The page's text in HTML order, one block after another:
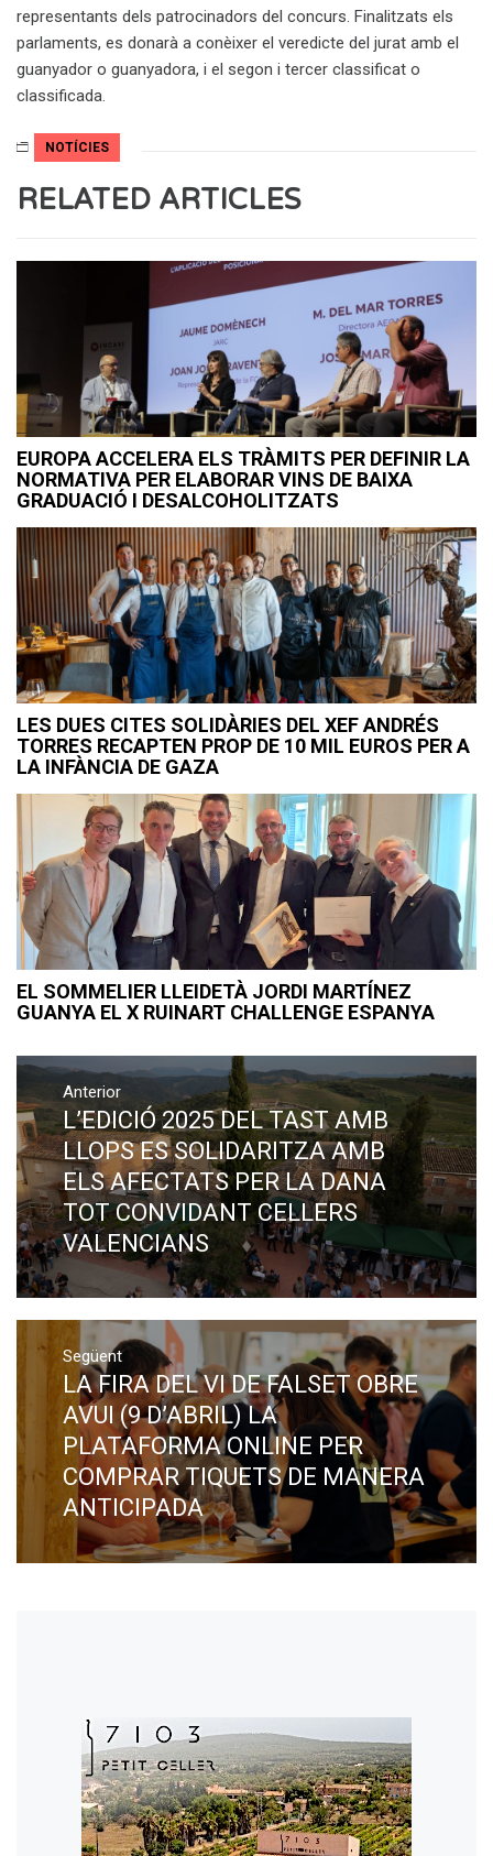
representants dels patrocinadors del concurs. Finalitzats els
parlaments, es donarà a conèixer el veredicte del jurat amb el
guanyador o guanyadora, i el segon i tercer classificat o
classificada.
NOTÍCIES
RELATED ARTICLES
EUROPA ACCELERA ELS TRÀMITS PER DEFINIR LA
NORMATIVA PER ELABORAR VINS DE BAIXA
GRADUACIÓ I DESALCOHOLITZATS
LES DUES CITES SOLIDÀRIES DEL XEF ANDRÉS
TORRES RECAPTEN PROP DE 10 MIL EUROS PER A
LA INFÀNCIA DE GAZA
EL SOMMELIER LLEIDETÀ JORDI MARTÍNEZ
GUANYA EL X RUINART CHALLENGE ESPANYA
Navegació
d'entrades
Anterior
Previous
post:
L’EDICIÓ 2025 DEL TAST AMB
LLOPS ES SOLIDARITZA AMB
ELS AFECTATS PER LA DANA
TOT CONVIDANT CELLERS
VALENCIANS
Següent
Next
post:
LA FIRA DEL VI DE FALSET OBRE
AVUI (9 D’ABRIL) LA
PLATAFORMA ONLINE PER
COMPRAR TIQUETS DE MANERA
ANTICIPADA